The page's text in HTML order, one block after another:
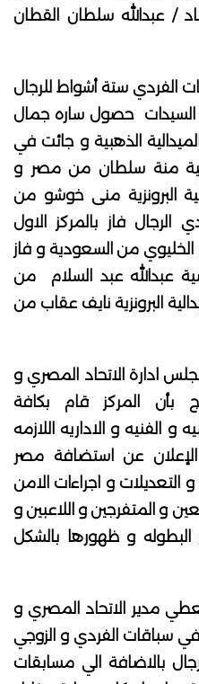
/ عبدالله سلطان القطان
الفردي ستة أشواط للرجال
السيدات حصول ساره جمال
الذهبية و جائت في
منة سلطان من مصر و
البرونزية منى خوشو من
فاز بالمركز الاول
الخليوي من السعودية و فاز
عبدالله عبد السلام من
البرونزية نايف عقاب من
ادارة الاتحاد المصري و
بأن المركز قام بكافة
و الفنيه و الاداريه اللازمه
عن استضافة مصر
و التعديلات و اجراءات الامن
و المتفرجين و اللاعبين و
البطوله و ظهورها بالشكل
مدير الاتحاد المصري و
في سباقات الفردي و الزوجي
بالاضافة الي مسابقات